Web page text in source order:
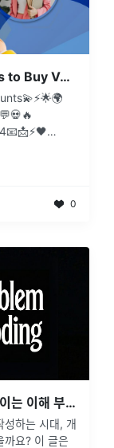
7 Most Popular Platforms to Buy Verified eBay Seller ...
0
[번역] 에이전트 코딩에서 쌓이는 이해 부채
성하는 시대, 개
까요? 이 글은